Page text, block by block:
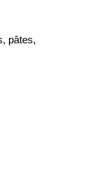
pâtes,